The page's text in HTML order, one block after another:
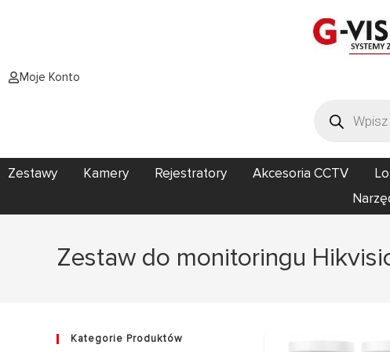
Moje Konto
Zestawy Kamery Rejestratory Akcesoria CCTV
Zestaw do monitoringu
Kategorie Produktów